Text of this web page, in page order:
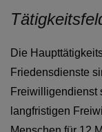
Die
Friedensdienste
Freiwilligendienst
langfristigen